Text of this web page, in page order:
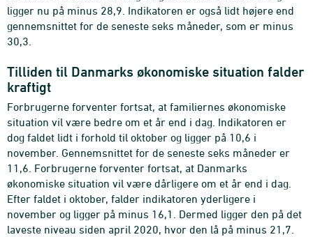
ligger nu på minus 28,9. Indikatoren er også lidt højere end
gennemsnittet for de seneste seks måneder, som er minus
30,3.
Tilliden til Danmarks økonomiske situation falder
kraftigt
Forbrugerne forventer fortsat, at familiernes økonomiske
situation vil være bedre om et år end i dag. Indikatoren er
dog faldet lidt i forhold til oktober og ligger på 10,6 i
november. Gennemsnittet for de seneste seks måneder er
11,6. Forbrugerne forventer fortsat, at Danmarks
økonomiske situation vil være dårligere om et år end i dag.
Efter faldet i oktober, falder indikatoren yderligere i
november og ligger på minus 16,1. Dermed ligger den på det
laveste niveau siden april 2020, hvor den lå på minus 21,7.